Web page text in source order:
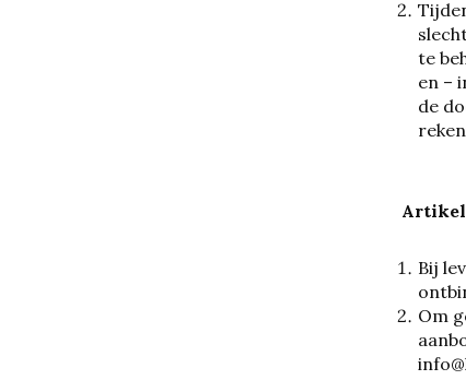
te
en –
de
Artikel
Bij
Om